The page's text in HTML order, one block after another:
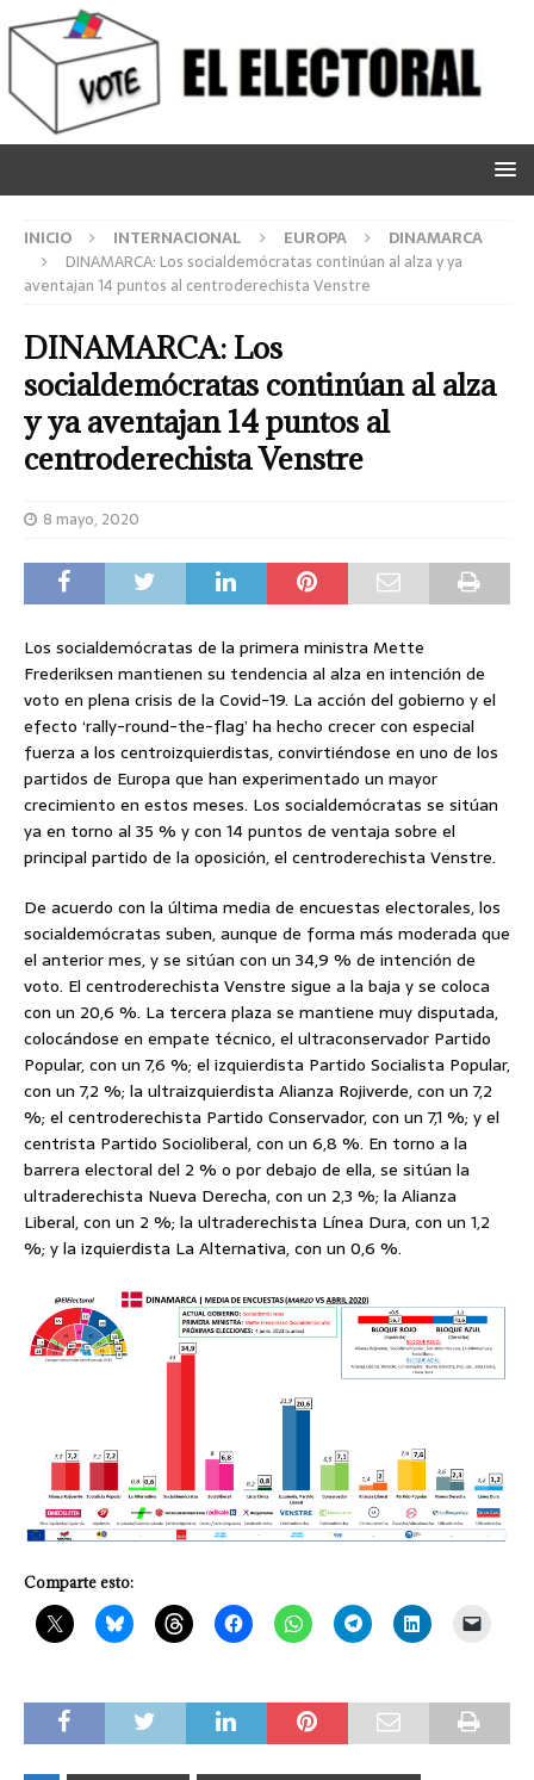
INICIO INTERNACIONAL EUROPA
DINAMARCA
DINAMARCA: Los socialdemócratas continúan al alza y ya
aventajan 14 puntos al centroderechista Venstre
DINAMARCA: Los
socialdemócratas continúan al alza
y ya aventajan 14 puntos al
centroderechista Venstre
8 mayo, 2020
Los socialdemócratas de la primera ministra Mette
Frederiksen mantienen su tendencia al alza en intención de
voto en plena crisis de la Covid-19. La acción del gobierno y el
efecto ‘rally-round-the-flag’ ha hecho crecer con especial
fuerza a los centroizquierdistas, convirtiéndose en uno de los
partidos de Europa que han experimentado un mayor
crecimiento en estos meses. Los socialdemócratas se sitúan
ya en torno al 35 % y con 14 puntos de ventaja sobre el
principal partido de la oposición, el centroderechista Venstre.
De acuerdo con la última media de encuestas electorales, los
socialdemócratas suben, aunque de forma más moderada que
el anterior mes, y se sitúan con un 34,9 % de intención de
voto. El centroderechista Venstre sigue a la baja y se coloca
con un 20,6 %. La tercera plaza se mantiene muy disputada,
colocándose en empate técnico, el ultraconservador Partido
Popular, con un 7,6 %; el izquierdista Partido Socialista Popular,
con un 7,2 %; la ultraizquierdista Alianza Rojiverde, con un 7,2
%; el centroderechista Partido Conservador, con un 7,1 %; y el
centrista Partido Socioliberal, con un 6,8 %. En torno a la
barrera electoral del 2 % o por debajo de ella, se sitúan la
ultraderechista Nueva Derecha, con un 2,3 %; la Alianza
Liberal, con un 2 %; la ultraderechista Línea Dura, con un 1,2
%; y la izquierdista La Alternativa, con un 0,6 %.
Comparte esto: